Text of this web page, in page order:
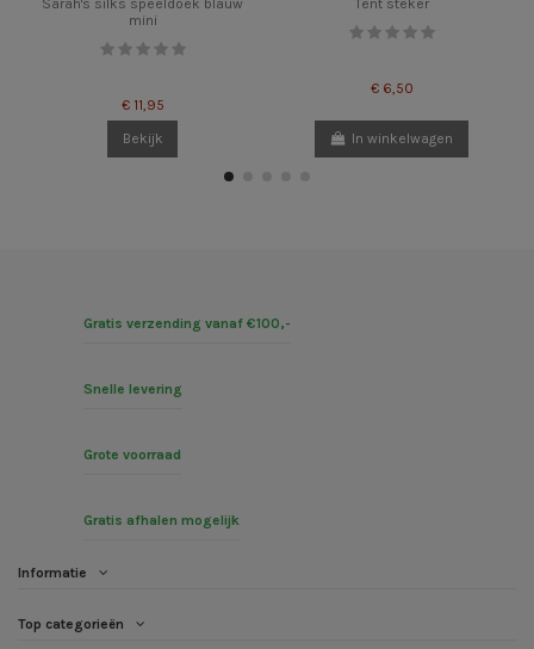
Sarah's silks speeldoek blauw
mini
€ 11,95
Bekijk
Tent steker
€ 6,50
In winkelwagen
Gratis verzending vanaf €100,-
Snelle levering
Grote voorraad
Gratis afhalen mogelijk
Informatie
Top categorieën